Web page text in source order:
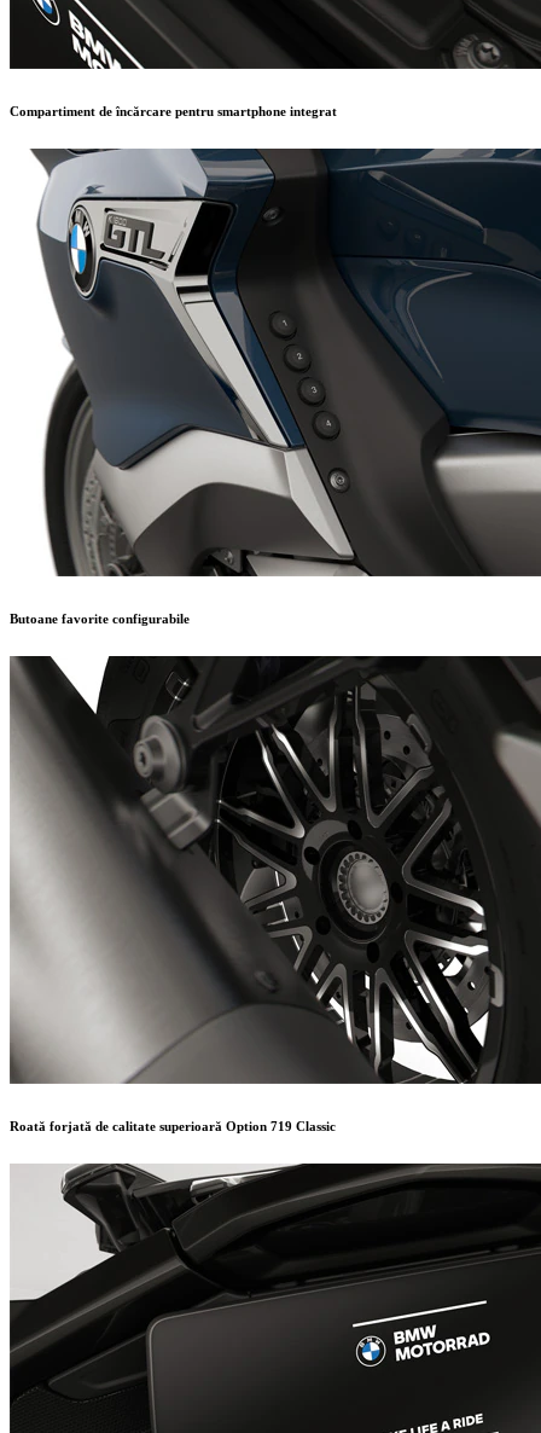
Compartiment de încărcare pentru smartphone integrat
Butoane favorite configurabile
Roată forjată de calitate superioară Option 719 Classic